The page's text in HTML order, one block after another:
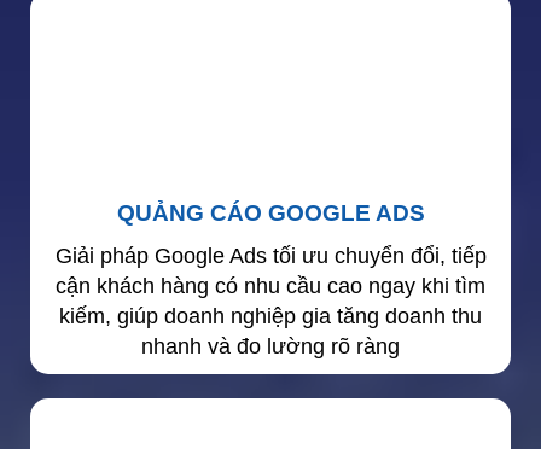
QUẢNG CÁO GOOGLE ADS
Giải pháp Google Ads tối ưu chuyển đổi, tiếp
cận khách hàng có nhu cầu cao ngay khi tìm
kiếm, giúp doanh nghiệp gia tăng doanh thu
nhanh và đo lường rõ ràng